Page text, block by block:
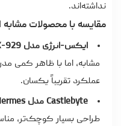
نداشته‌اند.
مقایسه با محصولات مشابه
ایکس-انرژی مدل X-929 ظرفیت ۶۴ گیگابایت:
مشابه، اما با ظاهر کمی
عملکرد تقریباً یکسان.
Castlebyte مدل Hermes ظرفیت ۶۴ گیگابایت (USB 2.0):
طراحی بسیار کوچک‌تر،